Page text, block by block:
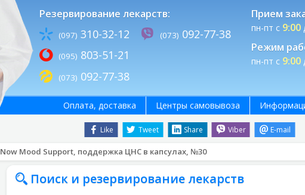
Резервирование лекарств:
(097) 310-32-12
(095) 803-51-21
(073) 092-77-38
(073) 092-77-38
Прием
пн-пт с 9:00
Режим
пн-пт с 9:00
Like Tweet Share Viber E-mail
Оплата, доставка Центры самовывоза
Now Mood Support, поддержка ЦНС в капсулах, №30
Поиск и резервирование лекарств